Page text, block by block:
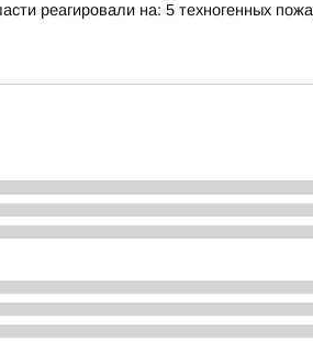
реагировали на: 5 техногенных